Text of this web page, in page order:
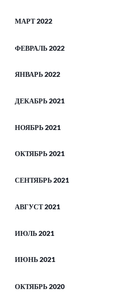
МАРТ 2022
ФЕВРАЛЬ 2022
ЯНВАРЬ 2022
ДЕКАБРЬ 2021
НОЯБРЬ 2021
ОКТЯБРЬ 2021
СЕНТЯБРЬ 2021
АВГУСТ 2021
ИЮЛЬ 2021
ИЮНЬ 2021
ОКТЯБРЬ 2020